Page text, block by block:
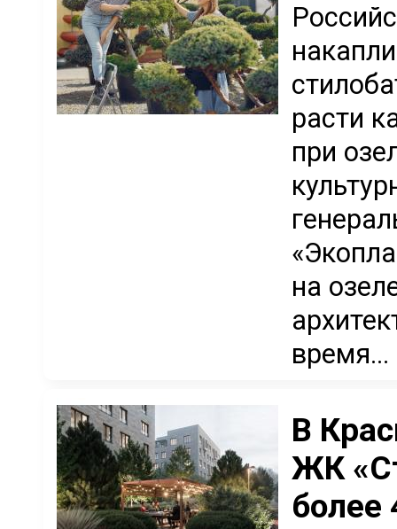
расти
при
на
время...
В
ЖК
более